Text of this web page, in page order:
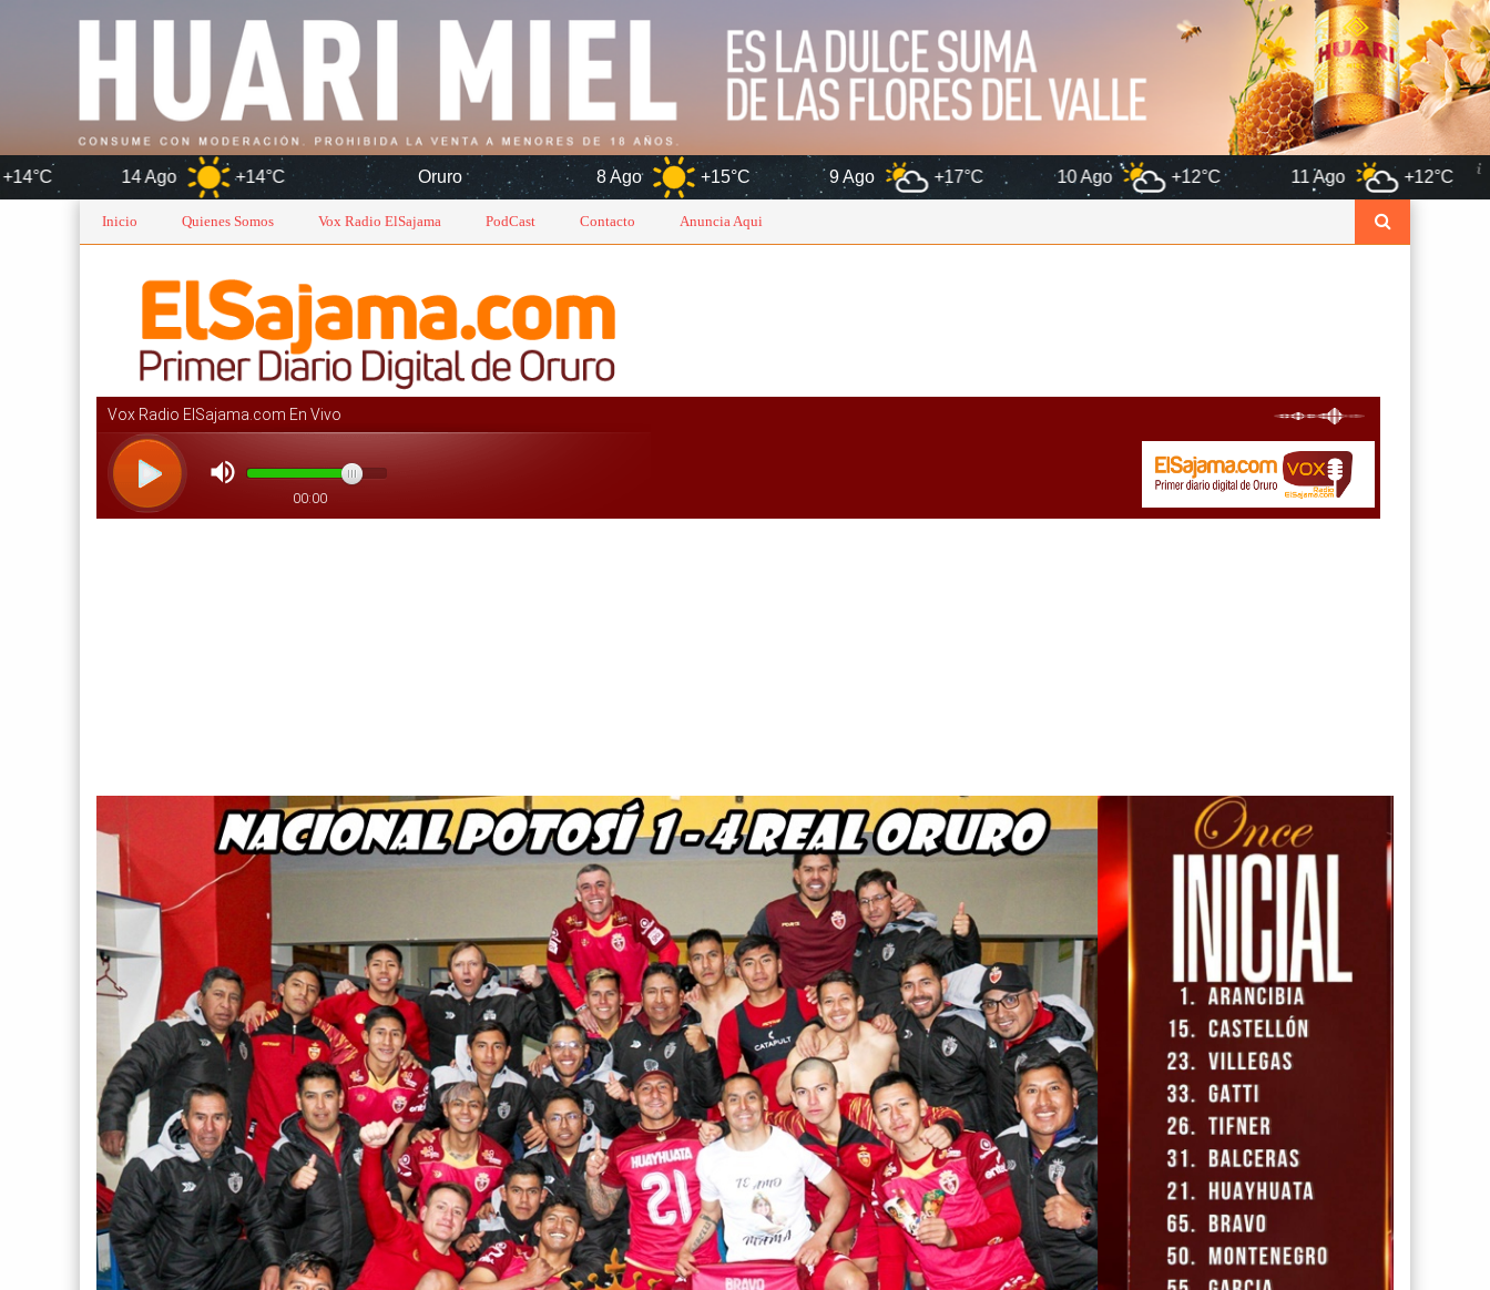
14 Ago +14°C 8 Ago +15°C 9 Ago +17°C 10 Ago +12°C 11 Ago +12°C 12 Ago
Inicio Quienes Somos Vox Radio ElSajama PodCast Contacto Anuncia Aqui